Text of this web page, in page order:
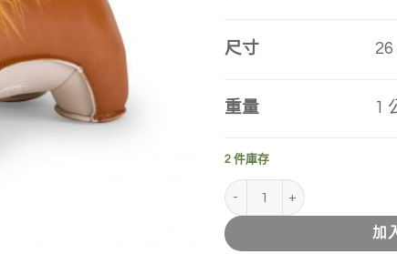
尺寸 26
重量 1
2 件庫存
ZUNY ｜毛獅Lino 書擋 數量
加